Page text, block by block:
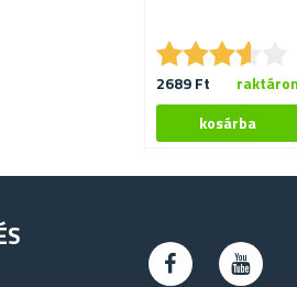
★★★★
★★★★
2689 Ft raktáron